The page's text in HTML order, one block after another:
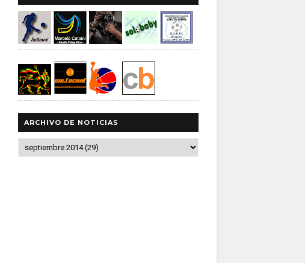
ARCHIVO DE NOTICIAS